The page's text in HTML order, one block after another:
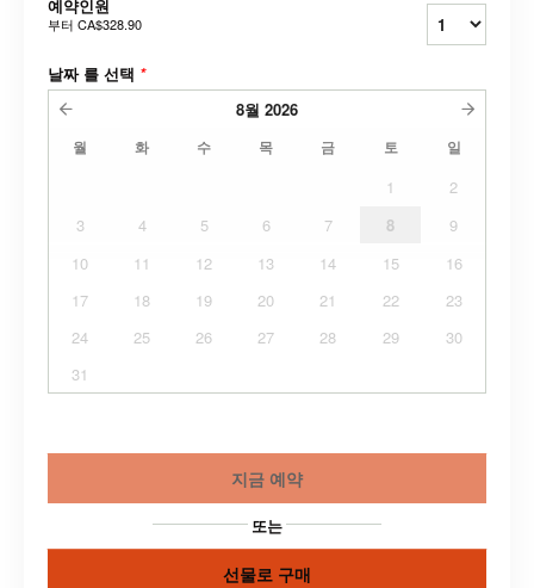
예약인원
부터 CA$328.90
날짜 를 선택 *
8월 2026
월 화 수 목 금 토 일
1
2
3
4 5 6 7 8
9
10
11 12 13 14 15
16
17
18 19 20 21 22
23
24
25 26 27 28 29
30
31
지금 예약
또는
선물로 구매